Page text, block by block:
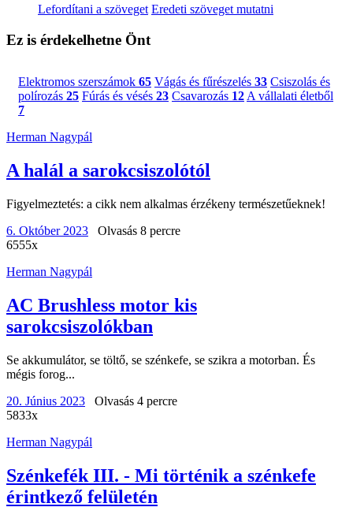
Lefordítani a szöveget Eredeti szöveget mutatni
Ez is érdekelhetne Önt
Elektromos szerszámok 65 Vágás és fűrészelés 33 Csiszolás és
polírozás 25 Fúrás és vésés 23 Csavarozás 12 A vállalati életből
7
Herman Nagypál
A halál a sarokcsiszolótól
Figyelmeztetés: a cikk nem alkalmas érzékeny természetűeknek!
6. Október 2023
Olvasás 8 percre
6555x
Herman Nagypál
AC Brushless motor kis
sarokcsiszolókban
Se akkumulátor, se töltő, se szénkefe, se szikra a motorban. És
mégis forog...
20. Június 2023
Olvasás 4 percre
5833x
Herman Nagypál
Szénkefék III. - Mi történik a szénkefe
érintkező felületén